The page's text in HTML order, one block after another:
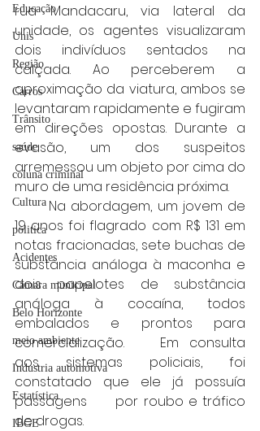
Educação
Unis
Região
Carros
Trânsito
saúde
coluna criminal
Cultura
politica
Acidentes
Câmara municipal
Belo Horizonte
meio ambiente
Industria automotiva
Estatística
IBGE
rua Mandacaru, via lateral da
unidade, os agentes visualizaram
dois indivíduos sentados na
calçada. Ao perceberem a
aproximação da viatura, ambos se
levantaram rapidamente e fugiram
em direções opostas. Durante a
evasão, um dos suspeitos
arremessou um objeto por cima do
muro de uma residência próxima.
	Na abordagem, um jovem de
19 anos foi flagrado com R$ 131 em
notas fracionadas, sete buchas de
substância análoga à maconha e
dois papelotes de substância
análoga à cocaína, todos
embalados e prontos para
comercialização. 	Em consulta
aos sistemas policiais, foi
constatado que ele já possuía
passagens 	por roubo e tráfico
de drogas.